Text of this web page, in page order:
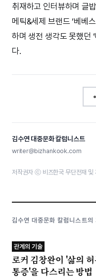
취재하고 인터뷰하며 글
메틱&세제 브랜드 ‘베베
하며 생전 생각도 못했던
다.
김수연 대중문화 칼럼니스트
writer@bizhankook.com
저작권자 ⓒ 비즈한국 무단전재 및
김수연 대중문화 칼럼니스트의
관계의 기술
로커 김창완이 '삶의
통증'을 다스리는 방법